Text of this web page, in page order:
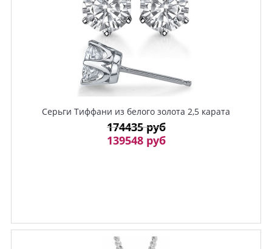
Серьги Тиффани из белого золота 2,5 карата
174435 руб
139548 руб